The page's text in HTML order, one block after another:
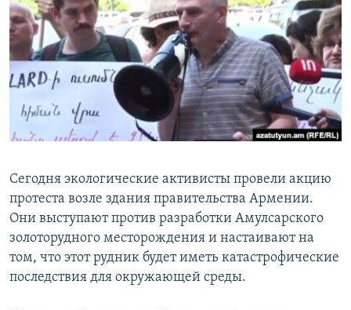
Հայերեն
English
Русский
Все сайты Радио Азатутюн
Сегодня экологические активисты провели акцию
протеста возле здания правительства Армении.
Они выступают против разработки Амулсарского
золоторудного месторождения и настаивают на
том, что этот рудник будет иметь катастрофические
последствия для окружающей среды.